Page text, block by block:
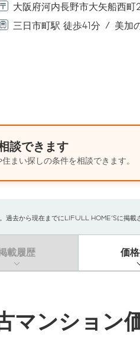
大阪府河内長野市大矢船西町
三日市町駅 徒歩41分
美加
談できます
まい探しの条件を相談できます。
過去から現在までにLIFULL HOME'Sに掲
載履歴 価
マンション